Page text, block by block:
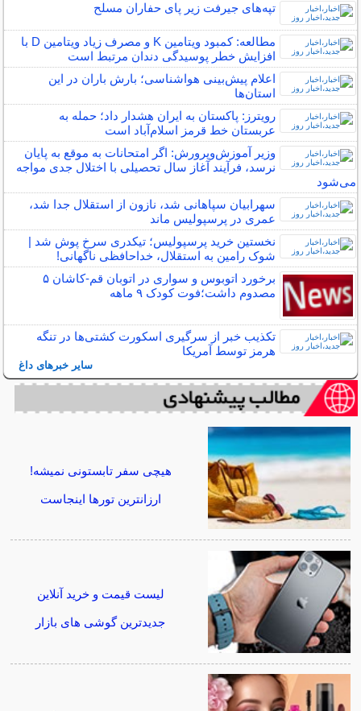
تپه‌های جیرفت زیر پای حفاران مسلح
مطالعه: کمبود ویتامین K و مصرف زیاد ویتامین D با
افزایش خطر پوسیدگی دندان مرتبط است
اعلام پیش‌بینی هواشناسی؛ بارش باران در این
استان‌ها
رویترز: پاکستان به ایران هشدار داد؛ حمله به
عربستان خط قرمز اسلام‌آباد است
وزیر آموزش‌وپرورش: اگر امتحانات به موقع به پایان
نرسد، فرآیند آغاز سال تحصیلی با اختلال جدی مواجه
می‌شود
سهرابیان سپاهانی شد، نازون از استقلال جدا شد،
عمری در پرسپولیس ماند
نخستین خرید پرسپولیس؛ تیکدری سرخ پوش شد |
شوک رامین به استقلال، خداحافظی ناگهانی!
برخورد اتوبوس و سواری در اتوبان قم-کاشان ۵
مصدوم داشت؛فوت کودک ۹ ماهه
تکذیب خبر از سرگیری اسکورت کشتی‌ها در تنگه
هرمز توسط آمریکا
سایر خبرهای داغ
هیچی سفر تابستونی نمیشه!
ارزانترین تورها اینجاست
لیست قیمت و خرید آنلاین
جدیدترین گوشی های بازار